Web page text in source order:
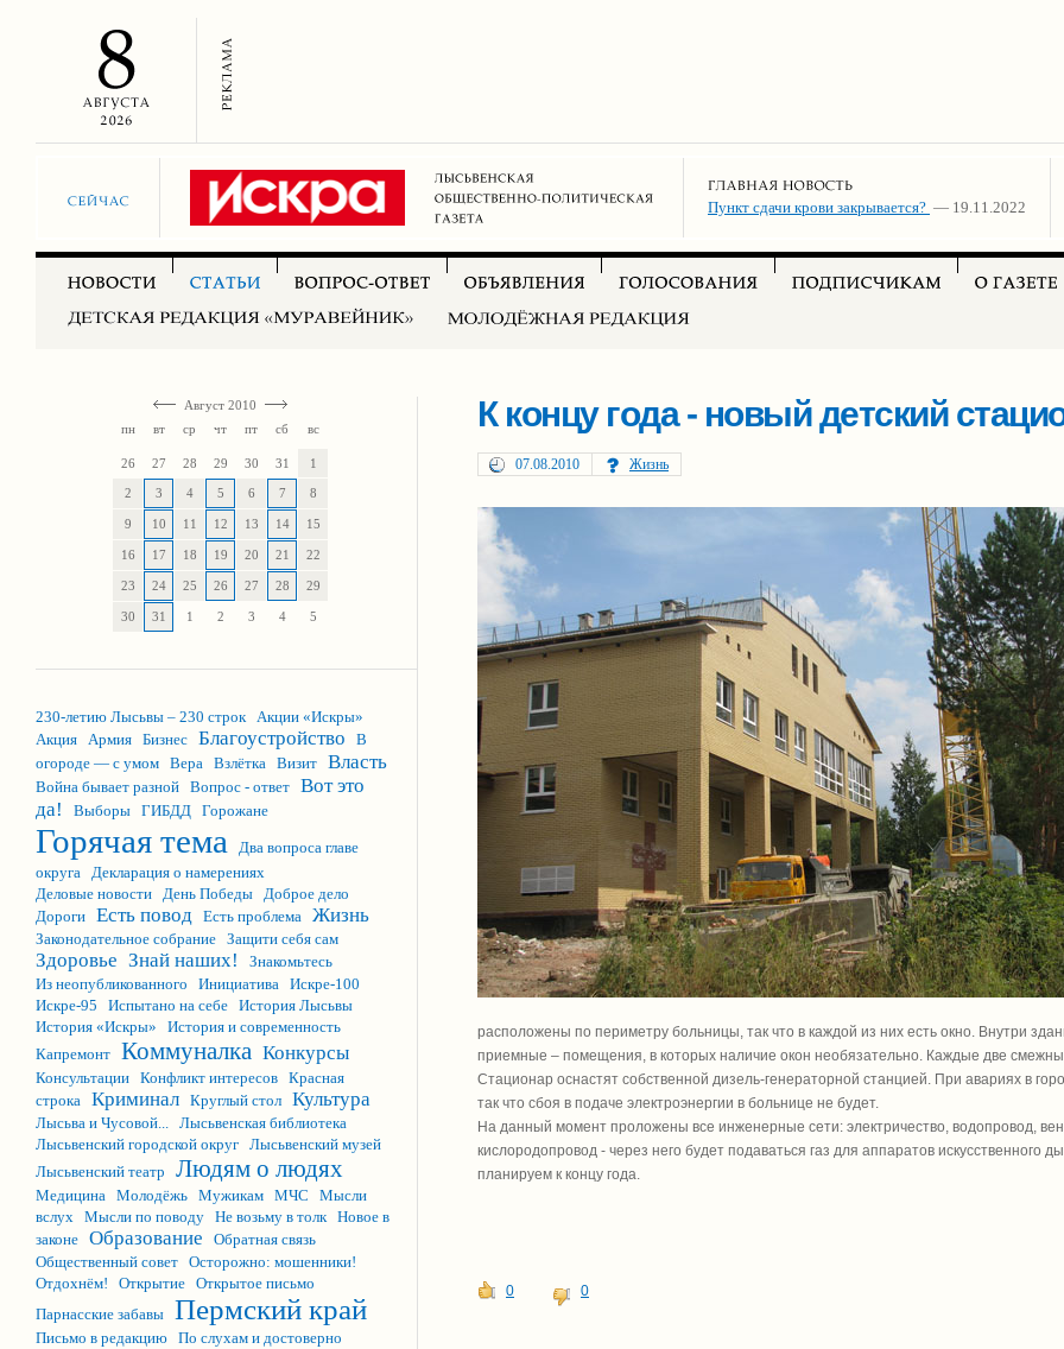
Пункт сдачи крови закрывается? — 19.11.2022
Август 2010
пн
вт ср чт пт сб вс
26 27 28 29 30 31 1
2 3 4 5 6 7 8
9 10 11 12 13 14 15
16 17 18 19 20 21 22
23 24 25 26 27 28 29
30 31 1 2 3 4 5
230-летию Лысьвы – 230 строк Акции «Искры»
Акция Армия Бизнес Благоустройство
В
огороде — с умом Вера Взлётка Визит Власть
Война бывает разной Вопрос - ответ Вот это
да!
Выборы ГИБДД Горожане
Горячая тема
Два вопроса главе
округа Декларация о намерениях
Деловые новости День Победы Доброе дело
Дороги Есть повод Есть проблема Жизнь
Законодательное собрание Защити себя сам
Здоровье Знай наших!
Знакомьтесь
Из неопубликованного
Инициатива Искре-100
Искре-95
Испытано на себе История Лысьвы
История «Искры»
История и современность
Капремонт Коммуналка Конкурсы
Консультации Конфликт интересов Красная
строка Криминал Круглый стол Культура
Лысьва и Чусовой... Лысьвенская библиотека
Лысьвенский городской округ Лысьвенский музей
Лысьвенский театр
Людям о людях
Медицина Молодёжь Мужикам МЧС
Мысли
вслух Мысли по поводу Не возьму в толк Новое в
законе Образование
Обратная связь
Общественный совет Осторожно: мошенники!
Отдохнём!
Открытие Открытое письмо
Парнасские забавы Пермский край
Письмо в редакцию По слухам и достоверно
К концу года - новый детский
07.08.2010 Жизнь
расположены по периметру больницы, так что в каждой из них есть окно. Внутри
приемные – помещения, в которых наличие окон необязательно. Каждые две
Стационар оснастят собственной дизель-генераторной станцией. При авариях в
так что сбоя в подаче электроэнергии в больнице не будет.
На данный момент проложены все инженерные сети: электричество, водопровод,
кислородопровод - через него будет подаваться газ для аппаратов искусственного
планируем к концу года.
0 0